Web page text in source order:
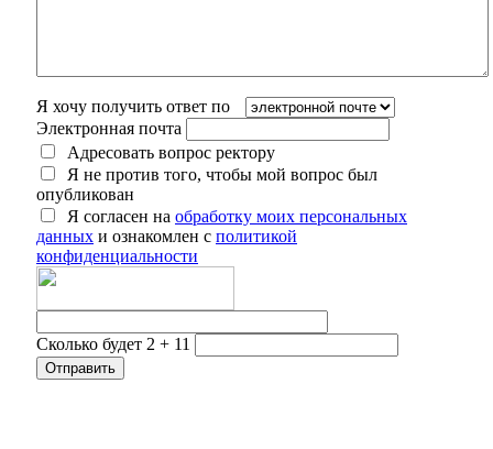
Я хочу получить ответ по
Электронная почта
Адресовать вопрос ректору
Я не против того, чтобы мой вопрос был
опубликован
Я согласен на обработку моих персональных
данных и ознакомлен с политикой
конфиденциальности
Сколько будет 2 + 11